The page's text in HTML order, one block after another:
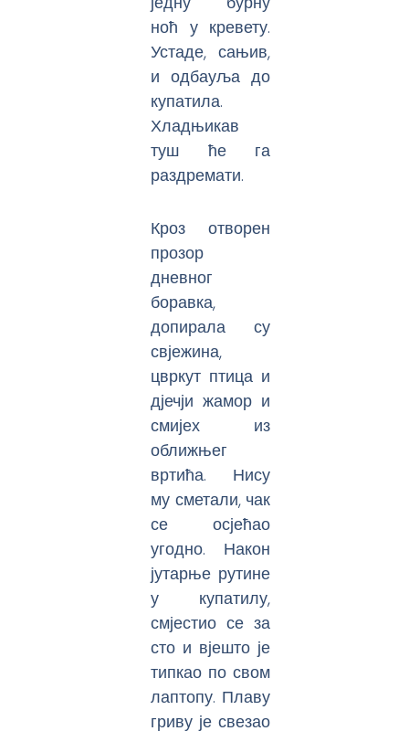
ноћ у кревету.
Устаде, сањив,
и одбауља до
купатила.
Хладњикав
туш ће га
раздремати.
Кроз отворен
прозор
дневног
боравка,
допирала су
свјежина,
цвркут птица и
дјечји жамор и
смијех из
оближњег
вртића. Нису
му сметали, чак
се осјећао
угодно. Након
јутарње рутине
у купатилу,
смјестио се за
сто и вјешто је
типкао по свом
лаптопу. Плаву
гриву је свезао